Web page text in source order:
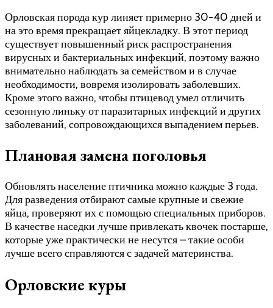
Орловская порода кур линяет примерно 30-40 дней и
на это время прекращает яйцекладку. В этот период
существует повышенный риск распространения
вирусных и бактериальных инфекций, поэтому важно
внимательно наблюдать за семейством и в случае
необходимости, вовремя изолировать заболевших.
Кроме этого важно, чтобы птицевод умел отличить
сезонную линьку от паразитарных инфекций и других
заболеваний, сопровождающихся выпадением перьев.
Плановая замена поголовья
Обновлять население птичника можно каждые 3 года.
Для разведения отбирают самые крупные и свежие
яйца, проверяют их с помощью специальных приборов.
В качестве наседки лучше привлекать квочек постарше,
которые уже практически не несутся – такие особи
лучше всего справляются с задачей материнства.
Орловские куры